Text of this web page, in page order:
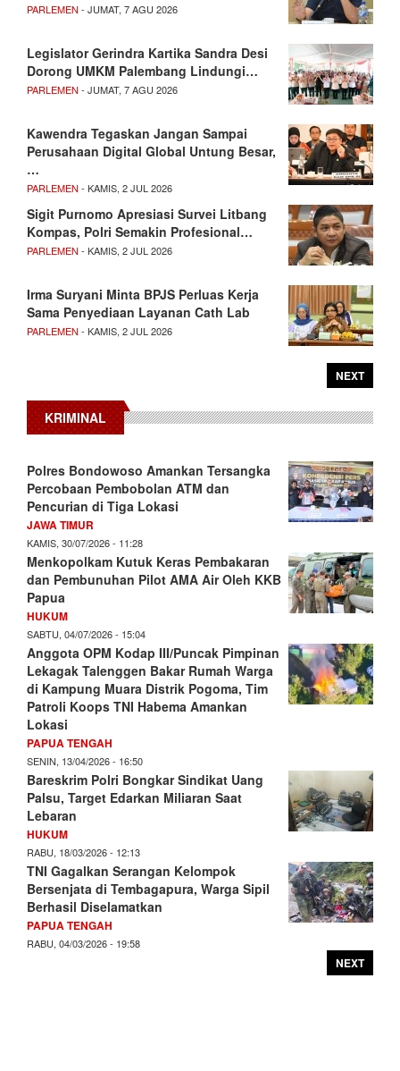
PARLEMEN - JUMAT, 7 AGU 2026
Legislator Gerindra Kartika Sandra Desi
Dorong UMKM Palembang Lindungi…
PARLEMEN - JUMAT, 7 AGU 2026
Kawendra Tegaskan Jangan Sampai
Perusahaan Digital Global Untung Besar,
…
PARLEMEN - KAMIS, 2 JUL 2026
Sigit Purnomo Apresiasi Survei Litbang
Kompas, Polri Semakin Profesional…
PARLEMEN - KAMIS, 2 JUL 2026
Irma Suryani Minta BPJS Perluas Kerja
Sama Penyediaan Layanan Cath Lab
PARLEMEN - KAMIS, 2 JUL 2026
NEXT
KRIMINAL
Polres Bondowoso Amankan Tersangka
Percobaan Pembobolan ATM dan
Pencurian di Tiga Lokasi
JAWA TIMUR
KAMIS, 30/07/2026 - 11:28
Menkopolkam Kutuk Keras Pembakaran
dan Pembunuhan Pilot AMA Air Oleh KKB
Papua
HUKUM
SABTU, 04/07/2026 - 15:04
Anggota OPM Kodap III/Puncak Pimpinan
Lekagak Talenggen Bakar Rumah Warga
di Kampung Muara Distrik Pogoma, Tim
Patroli Koops TNI Habema Amankan
Lokasi
PAPUA TENGAH
SENIN, 13/04/2026 - 16:50
Bareskrim Polri Bongkar Sindikat Uang
Palsu, Target Edarkan Miliaran Saat
Lebaran
HUKUM
RABU, 18/03/2026 - 12:13
TNI Gagalkan Serangan Kelompok
Bersenjata di Tembagapura, Warga Sipil
Berhasil Diselamatkan
PAPUA TENGAH
RABU, 04/03/2026 - 19:58
NEXT